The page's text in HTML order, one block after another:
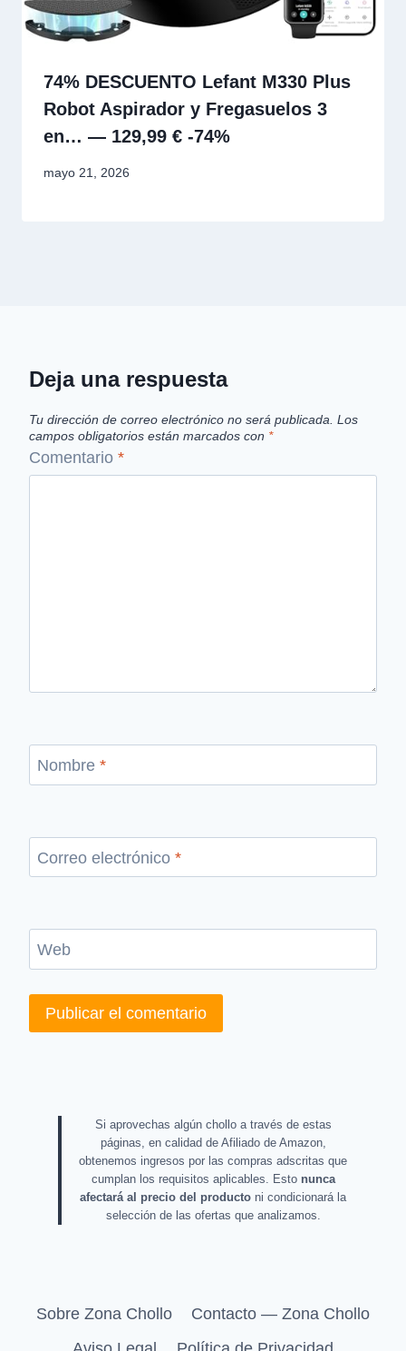
74% DESCUENTO Lefant M330 Plus
Robot Aspirador y Fregasuelos 3
en… — 129,99 € -74%
mayo 21, 2026
Deja una respuesta
Tu dirección de correo electrónico no será publicada. Los
campos obligatorios están marcados con *
Comentario *
Nombre *
Correo electrónico *
Web
Si aprovechas algún chollo a través de estas
páginas, en calidad de Afiliado de Amazon,
obtenemos ingresos por las compras adscritas que
cumplan los requisitos aplicables. Esto nunca
afectará al precio del producto ni condicionará la
selección de las ofertas que analizamos.
Sobre Zona Chollo
Contacto — Zona Chollo